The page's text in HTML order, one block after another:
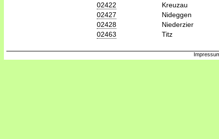
02422
Kreuzau
02427
Nideggen
02428
Niederzier
02463
Titz